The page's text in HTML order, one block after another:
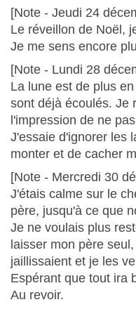
[Note - Jeudi 24
Le réveillon de Noël,
Je me sens encore
[Note - Lundi 28
La lune est de plus
sont déjà écoulés. Je
l'impression de ne
J'essaie d'ignorer les
monter et de cacher
[Note - Mercredi 30
J'étais calme sur le
père, jusqu'à ce que
Je ne voulais plus
laisser mon père
jaillissaient et je les
Espérant que tout ira
Au revoir.